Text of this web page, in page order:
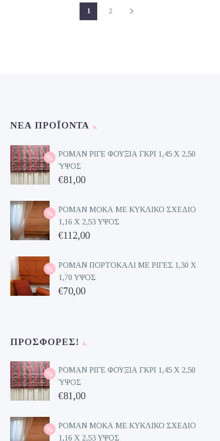
1 2
ΝΈΑ ΠΡΟΪΌΝΤΑ
ΡΟΜΑΝ ΡΙΓΕ ΦΟΥΞΙΑ ΓΚΡΙ 1,45 Χ 2,50
ΎΨΟΣ
Original
was:
€162,00.
€81,00
τρέχουσα
τιμή
είναι:
ΡΟΜΑΝ ΜΟΚΑ ΜΕ ΚΥΚΛΙΚΟ ΣΧΕΔΙΟ
1,16 Χ 2,53 ΥΨΟΣ
Original
was:
€224,00.
€112,00
τρέχουσα
τιμή
είναι:
ΡΟΜΑΝ ΠΟΡΤΟΚΑΛΙ ΜΕ ΡΙΓΕΣ 1,30 Χ
1,70 ΥΨΟΣ
Original
€70,00
ΠΡΟΣΦΟΡΈΣ!
ΡΟΜΑΝ ΡΙΓΕ ΦΟΥΞΙΑ ΓΚΡΙ 1,45 Χ 2,50
ΎΨΟΣ
Original
was:
€81,00
τρέχουσα
ΡΟΜΑΝ ΜΟΚΑ ΜΕ ΚΥΚΛΙΚΟ ΣΧΕΔΙΟ
1,16 Χ 2,53 ΥΨΟΣ